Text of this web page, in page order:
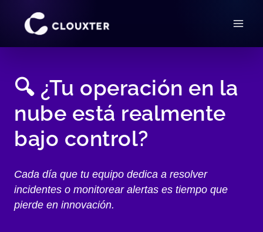
contenido
🔍 ¿Tu operación en la
nube está realmente
bajo control?
Cada día que tu equipo dedica a resolver
incidentes o monitorear alertas es tiempo que
pierde en innovación.